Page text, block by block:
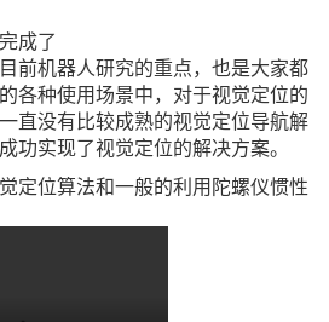
成了
前机器人研究的重点，也是大家都
各种使用场景中，对于视觉定位的
直没有比较成熟的视觉定位导航解
功实现了视觉定位的解决方案。
定位算法和一般的利用陀螺仪惯性